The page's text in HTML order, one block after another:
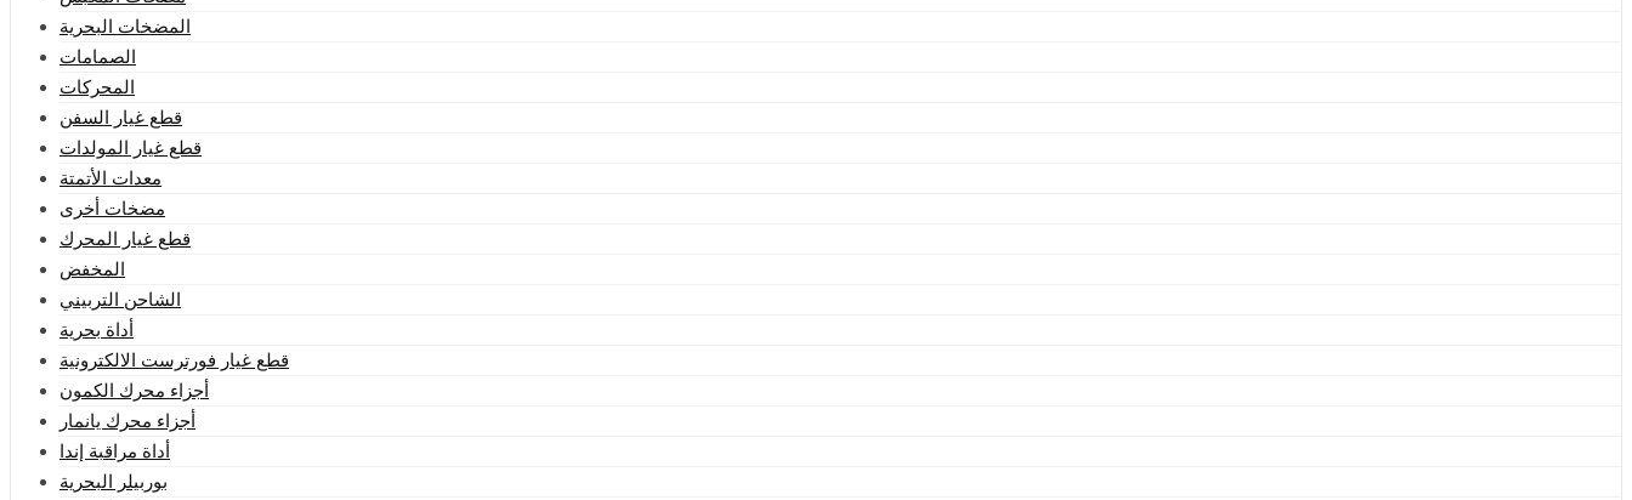
المضخات البحرية
الصمامات
المحركات
قطع غيار السفن
قطع غيار المولدات
معدات الأتمتة
مضخات أخرى
قطع غيار المحرك
المخفض
الشاحن التربيني
أداة بحرية
قطع غيار فورترست الالكترونية
أجزاء محرك الكمون
أجزاء محرك يانمار
أداة مراقبة إندا
بوربيلر البحرية